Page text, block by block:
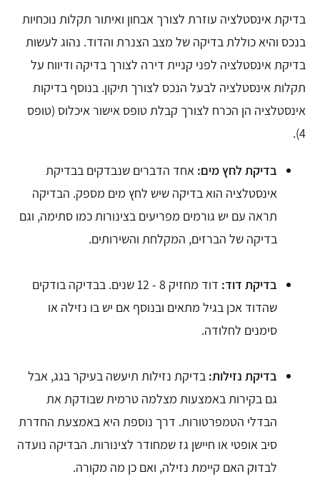
בדיקת אינסטלציה עוזרת לצורך אבחון ואיתור תקלות נוכחיות
בנכס והיא כוללת בדיקה של מצב הצנרת והדוד. נהוג לעשות
בדיקת אינסטלציה לפני קניית דירה לצורך בדיקה ודיווח על
תקלות אינסטלציה לבעל הנכס לצורך תיקון. בנוסף בדיקות
אינסטלציה הן הכרח לצורך קבלת טופס אישור איכלוס (טופס
4).
בדיקת לחץ מים: אחד הדברים שנבדקים בבדיקת
אינסטלציה הוא בדיקה שיש לחץ מים מספק. הבדיקה
תראה עם יש גורמים מפריעים בצינורות כמו סתימה, וגם
בדיקה של הברזים, המקלחת והשירותים.
בדיקת דוד:
דוד מחזיק 8 - 12 שנים. בבדיקה בודקים
שהדוד אכן בגיל מתאים ובנוסף אם יש בו נזילה או
סימנים לחלודה.
בדיקת נזילות: בדיקת נזילות תיעשה בעיקר בגג, אבל
גם בקירות באמצעות מצלמה טרמית שבודקת את
הבדלי הטמפרטורות. דרך נוספת היא באמצעת החדרת
סיב אופטי או חיישן גז שמחודר לצינורות. הבדיקה נועדה
לבדוק האם קיימת נזילה, ואם כן מה מקורה.